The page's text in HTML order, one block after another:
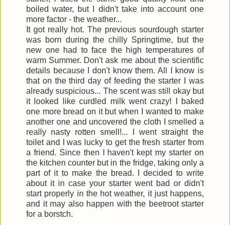
boiled water, but I didn't take into account one
more factor - the weather...
It got really hot. The previous sourdough starter
was born during the chilly Springtime, but the
new one had to face the high temperatures of
warm Summer. Don't ask me about the scientific
details because I don't know them. All I know is
that on the third day of feeding the starter I was
already suspicious... The scent was still okay but
it looked like curdled milk went crazy! I baked
one more bread on it but when I wanted to make
another one and uncovered the cloth I smelled a
really nasty rotten smell!... I went straight the
toilet and I was lucky to get the fresh starter from
a friend. Since then I haven't kept my starter on
the kitchen counter but in the fridge, taking only a
part of it to make the bread. I decided to write
about it in case your starter went bad or didn't
start properly in the hot weather, it just happens,
and it may also happen with the beetroot starter
for a borstch.